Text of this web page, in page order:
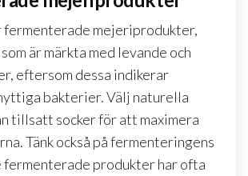
fermenterade mejeriprodukter,
är märkta med levande och
eftersom dessa indikerar
bakterier. Välj naturella
tillsatt socker för att maximera
Tänk också på fermenteringens
fermenterade produkter har ofta